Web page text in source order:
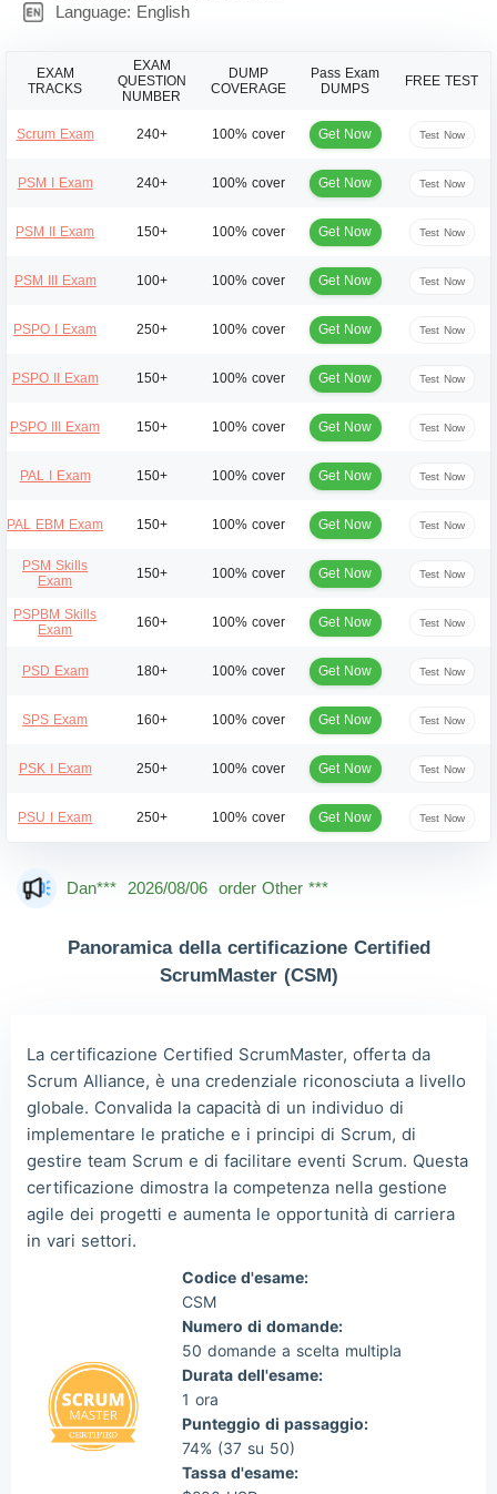
Language: English
EXAM
TRACKS
EXAM
QUESTION
NUMBER
DUMP
COVERAGE
Pass Exam
DUMPS
FREE TEST
Scrum Exam 240+ 100% cover Get Now Test Now
PSM I Exam 240+ 100% cover Get Now Test Now
PSM II Exam 150+ 100% cover Get Now Test Now
PSM III Exam 100+ 100% cover Get Now Test Now
PSPO I Exam 250+ 100% cover Get Now Test Now
PSPO II Exam 150+ 100% cover Get Now Test Now
PSPO III Exam 150+ 100% cover Get Now Test Now
PAL I Exam 150+ 100% cover Get Now Test Now
PAL EBM Exam 150+ 100% cover Get Now Test Now
PSM Skills
Exam
150+ 100% cover Get Now Test Now
PSPBM Skills
Exam
160+ 100% cover Get Now Test Now
PSD Exam 180+ 100% cover Get Now Test Now
SPS Exam 160+ 100% cover Get Now Test Now
PSK I Exam 250+ 100% cover Get Now Test Now
PSU I Exam 250+ 100% cover Get Now Test Now
Dan*** 2026/08/06 order Other ***
2026/08/06 order Other ***
Lia*** 2026/08/06 order Other ***
Wil*** 2026/08/06 order Other ***
Luc*** 2026/08/06 order Other ***
Panoramica della certificazione Certified
ScrumMaster (CSM)
La certificazione Certified ScrumMaster, offerta da
Scrum Alliance, è una credenziale riconosciuta a livello
globale. Convalida la capacità di un individuo di
implementare le pratiche e i principi di Scrum, di
gestire team Scrum e di facilitare eventi Scrum. Questa
certificazione dimostra la competenza nella gestione
agile dei progetti e aumenta le opportunità di carriera
in vari settori.
Codice d'esame:
CSM
Numero di domande:
50 domande a scelta multipla
Durata dell'esame:
1 ora
Punteggio di passaggio:
74% (37 su 50)
Tassa d'esame: